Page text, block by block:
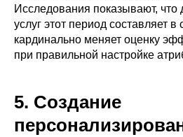
Исследования показывают, что
услуг этот период составляет
кардинально меняет оценку
при правильной настройке
5. Создание